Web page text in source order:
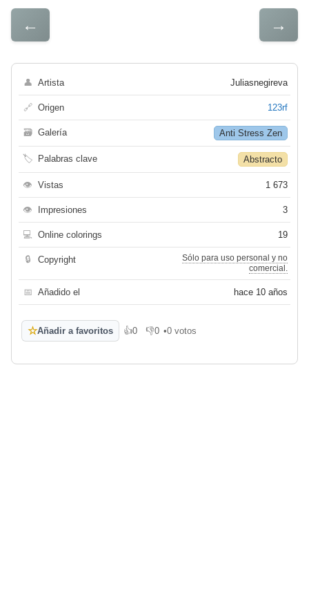
← →
👤 Artista Juliasnegireva
🔗 Origen 123rf
🗃 Galería Anti Stress Zen
🏷 Palabras clave Abstracto
👁 Vistas 1 673
👁 Impresiones 3
💻 Online colorings 19
🔒 Copyright
Sólo para uso personal y no
comercial.
📅 Añadido el hace 10 años
☆Añadir a favoritos 👍0
Me gusta
👎0
No me gusta
•0 votos